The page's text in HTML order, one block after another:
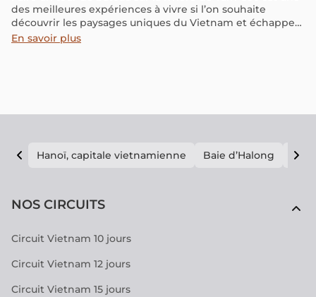
des meilleures expériences à vivre si l’on souhaite
découvrir les paysages uniques du Vietnam et échapper
à l’animation urbaine de la capitale.
En savoir plus
Hanoï, capitale vietnamienne Baie d’Halong E
NOS CIRCUITS
Circuit Vietnam 10 jours
Circuit Vietnam 12 jours
Circuit Vietnam 15 jours